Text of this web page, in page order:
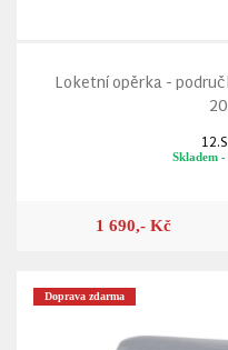
Loketní opěrka -
Skladem
1 690,- Kč
Doprava zdarma